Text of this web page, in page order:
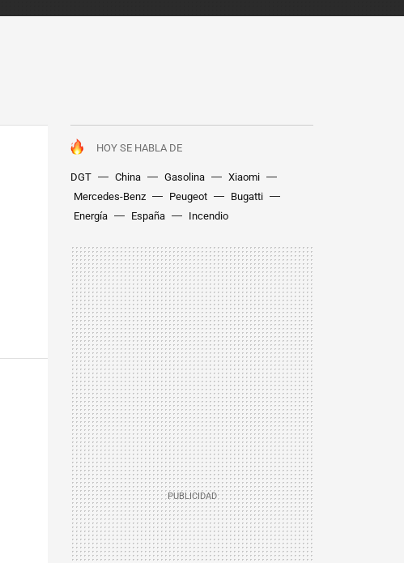
HOY SE HABLA DE
DGT China Gasolina
Xiaomi
Mercedes-Benz
Peugeot
Bugatti
Energía
España Incendio